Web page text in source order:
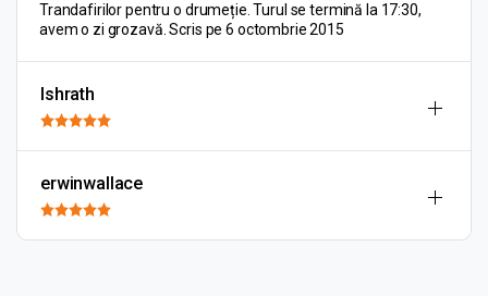
Trandafirilor pentru o drumeție. Turul se termină la 17:30,
avem o zi grozavă. Scris pe 6 octombrie 2015
Ishrath
erwinwallace